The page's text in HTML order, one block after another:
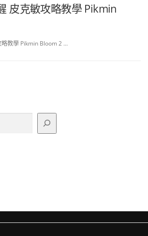
皮克敏攻略教學 Pikmin
教學 Pikmin Bloom 2 …